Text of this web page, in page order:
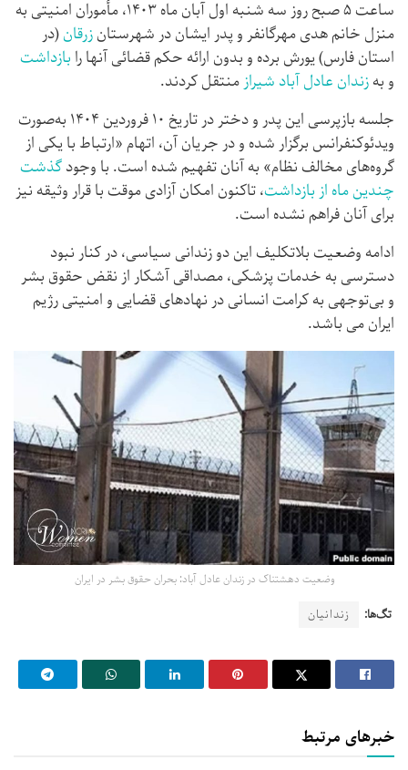
ساعت ۵ صبح روز سه شنبه اول آبان ماه ۱۴۰۳، مأموران امنیتی به
منزل خانم هدی مهرگانفر و پدر ایشان در شهرستانزرقان(در
استان فارس) یورش برده و بدون ارائه حکم قضائی آنها را بازداشت
و بهزندان عادل آباد شیراز منتقل کردند.
جلسه بازپرسی این پدر و دختر در تاریخ ۱۰ فروردین ۱۴۰۴ به‌صورت
ویدئوکنفرانس برگزار شده و در جریان آن، اتهام «ارتباط با یکی از
گروه‌های مخالف نظام» به آنان تفهیم شده است. با وجودگذشت
چندین ماه از بازداشت، تاکنون امکان آزادی موقت با قرار وثیقه نیز
برای آنان فراهم نشده است.
ادامه وضعیت بلاتکلیف این دو زندانی سیاسی، در کنار نبود
دسترسی به خدمات پزشکی، مصداقی آشکار از نقض حقوق بشر
و بی‌توجهی به کرامت انسانی در نهادهای قضایی و امنیتی رژیم
ایران می باشد.
وضعیت دهشتناک در زندان عادل آباد: بحران حقوق بشر در ایران
تگ‌ها: زندانیان
خبرهای مرتبط